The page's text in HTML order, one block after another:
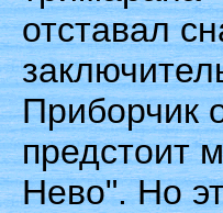
отставал
Приборчик
предстоит
Нево". Но